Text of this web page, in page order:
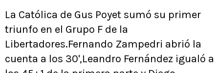
La Católica de Gus Poyet sumó su primer
triunfo en el Grupo F de la
Libertadores.Fernando Zampedri abrió la
cuenta a los 30',Leandro Fernández igualó a